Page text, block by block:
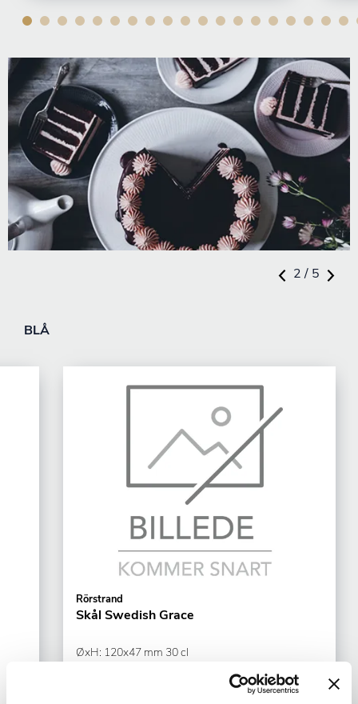
2 / 5
BLÅ
Rörstrand
Skål Swedish Grace
ØxH: 120x47 mm 30 cl